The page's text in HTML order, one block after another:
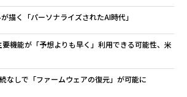
描く「パーソナライズされたAI時代」
機能が「予想よりも早く」利用できる可能性、米
なしで「ファームウェアの復元」が可能に